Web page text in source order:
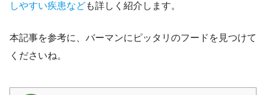
しやすい疾患なども詳しく紹介します。
本記事を参考に、バーマンにピッタリのフードを見つけて
くださいね。